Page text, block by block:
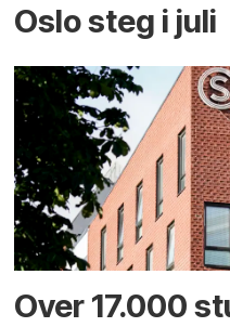
Oslo steg i juli
Over 17.000